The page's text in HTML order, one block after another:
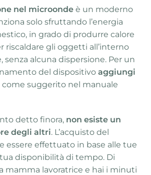
nel microonde è un moderno
solo sfruttando l’energia
in grado di produrre calore
riscaldare gli oggetti all’interno
alcuna dispersione. Per un
del dispositivo aggiungi
come suggerito nel manuale
detto finora, non esiste un
degli altri. L’acquisto del
essere effettuato in base alle tue
disponibilità di tempo. Di
mamma lavoratrice e hai i minuti